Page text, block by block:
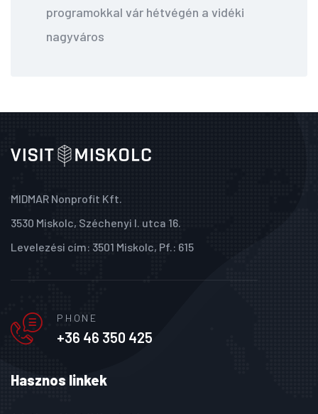
programokkal vár hétvégén a vidéki
nagyváros
MIDMAR Nonprofit Kft.
3530 Miskolc, Széchenyi I. utca 16.
Levelezési cím: 3501 Miskolc, Pf.: 615
PHONE
+36 46 350 425
Hasznos linkek